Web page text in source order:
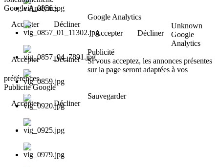
Google Analytics
Accepter
Décliner
Google Analytics
Accepter
Décliner
Unknown
Google
Analytics
Accepter
Décliner
Publicité
Si vous acceptez, les annonces présentes
sur la page seront adaptées à vos
préférences.
Publicité Google
Accepter
Décliner
Sauvegarder